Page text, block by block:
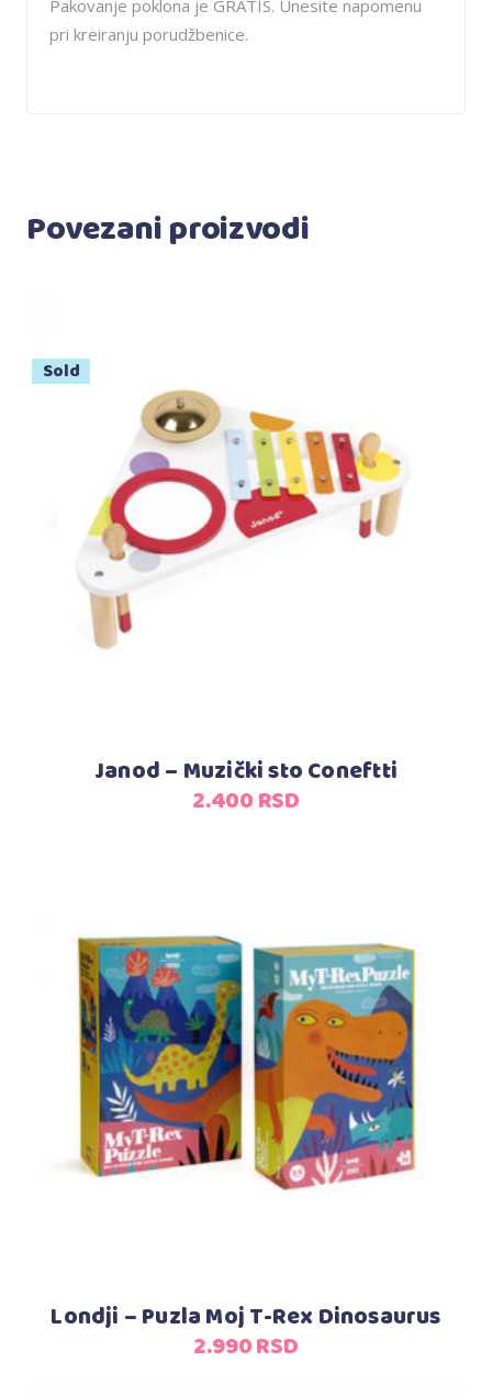
Pakovanje poklona je GRATIS. Unesite napomenu
pri kreiranju porudžbenice.
Povezani proizvodi
Sold
Pročitajte još
Janod – Muzički sto Coneftti
2.400RSD
Dodaj u korpu
Londji – Puzla Moj T-Rex Dinosaurus
2.990RSD